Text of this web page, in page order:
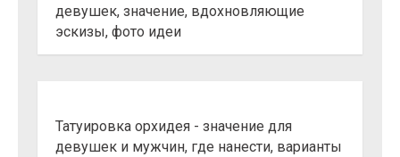
девушек, значение, вдохновляющие
эскизы, фото идеи
Татуировка орхидея - значение для
девушек и мужчин, где нанести, варианты